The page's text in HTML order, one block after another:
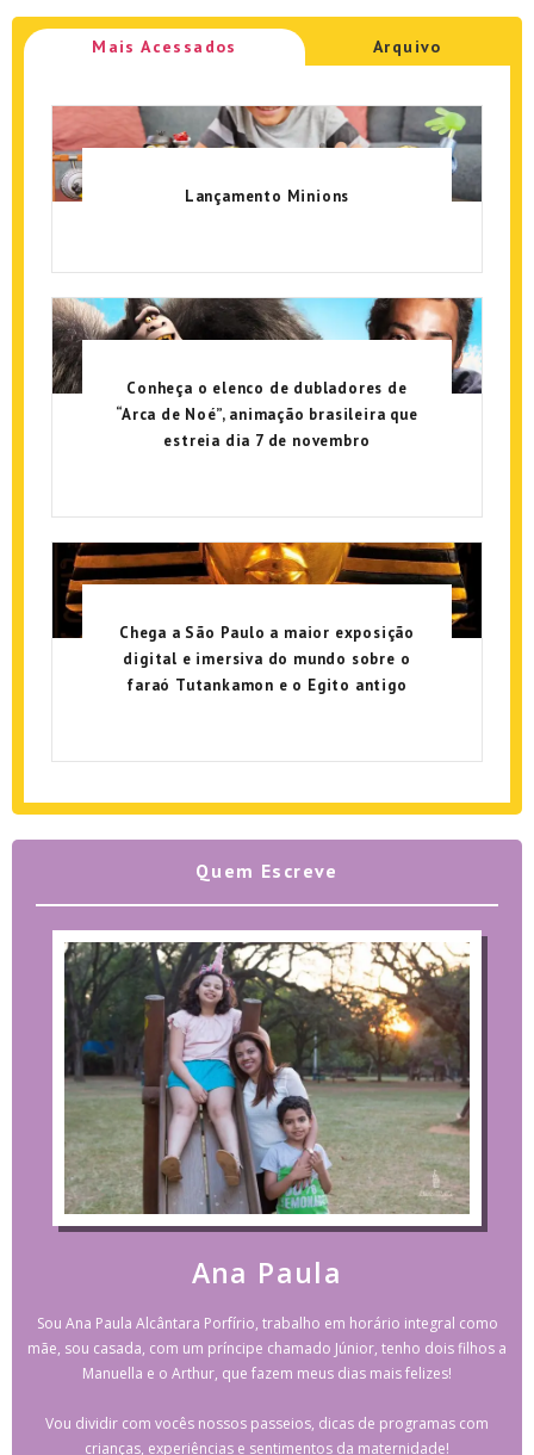
Mais Acessados Arquivo
Lançamento Minions
Conheça o elenco de dubladores de
“Arca de Noé”, animação brasileira que
estreia dia 7 de novembro
Chega a São Paulo a maior exposição
digital e imersiva do mundo sobre o
faraó Tutankamon e o Egito antigo
Quem Escreve
Ana Paula
Sou Ana Paula Alcântara Porfírio, trabalho em horário integral como
mãe, sou casada, com um príncipe chamado Júnior, tenho dois filhos a
Manuella e o Arthur, que fazem meus dias mais felizes!
Vou dividir com vocês nossos passeios, dicas de programas com
crianças, experiências e sentimentos da maternidade!